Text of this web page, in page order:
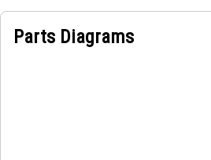
Parts Diagrams